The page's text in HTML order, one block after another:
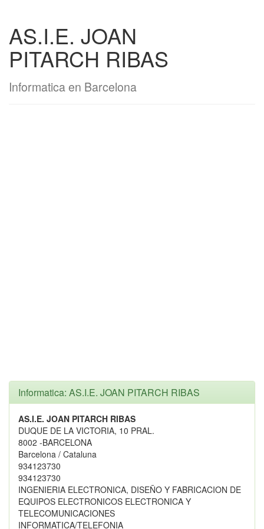
AS.I.E. JOAN
PITARCH RIBAS
Informatica en Barcelona
Informatica: AS.I.E. JOAN PITARCH RIBAS
AS.I.E. JOAN PITARCH RIBAS
DUQUE DE LA VICTORIA, 10 PRAL.
8002 -BARCELONA
Barcelona / Cataluna
934123730
934123730
INGENIERIA ELECTRONICA, DISEÑO Y FABRICACION DE
EQUIPOS ELECTRONICOS ELECTRONICA Y
TELECOMUNICACIONES
INFORMATICA/TELEFONIA